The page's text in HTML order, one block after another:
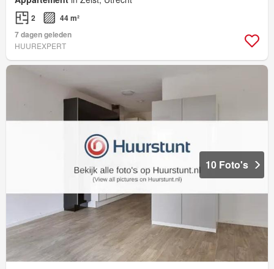
2
44 m²
7 dagen geleden
HUUREXPERT
10 Foto's